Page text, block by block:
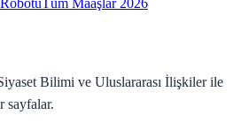
Tüm Maaşlar 2026
Bilimi ve Uluslararası İlişkilerile
sayfalar.